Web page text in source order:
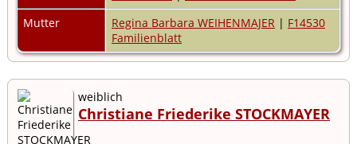
Mutter
Regina Barbara WEIHENMAJER | F14530
Familienblatt
weiblich
Christiane Friederike STOCKMAYER